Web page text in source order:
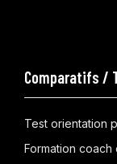
Comparatifs /
Test orientation
Formation coach